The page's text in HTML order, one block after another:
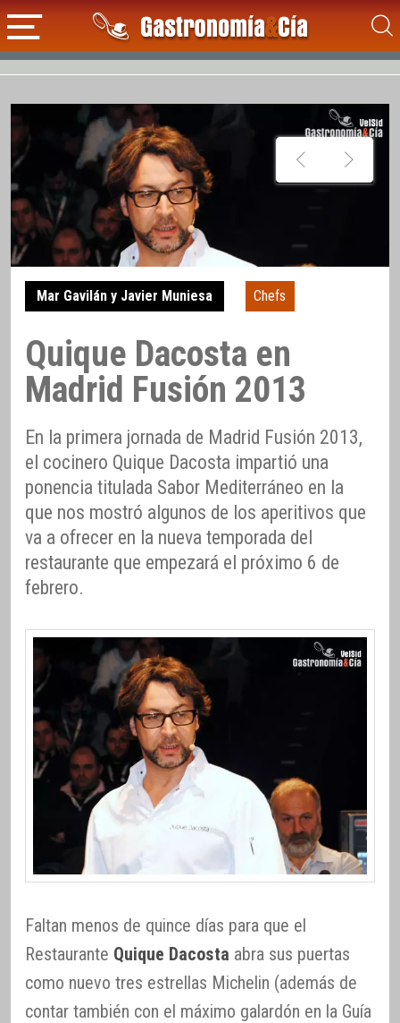
Mar Gavilán y Javier Muniesa Chefs
Quique Dacosta en
Madrid Fusión 2013
En la primera jornada de Madrid Fusión 2013,
el cocinero Quique Dacosta impartió una
ponencia titulada Sabor Mediterráneo en la
que nos mostró algunos de los aperitivos que
va a ofrecer en la nueva temporada del
restaurante que empezará el próximo 6 de
febrero.
Faltan menos de quince días para que el
Restaurante Quique Dacosta abra sus puertas
como nuevo tres estrellas Michelin (además de
contar también con el máximo galardón en la Guía